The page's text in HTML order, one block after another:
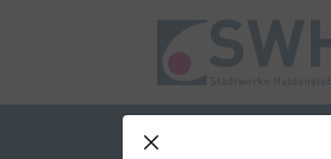
schliessen
STADTWERKE